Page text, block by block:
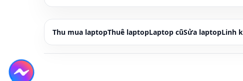
chỉnh ảnh
RAM 8GB: đủ dùng cho học tập, văn
nền.
: nên chọn nếu bạn xác định
Thu mua laptopThuê laptopLaptop cũSửa laptopLinh